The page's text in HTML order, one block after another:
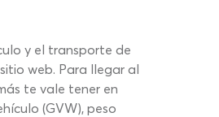
y el transporte de
web. Para llegar al
te vale tener en
(GVW), peso